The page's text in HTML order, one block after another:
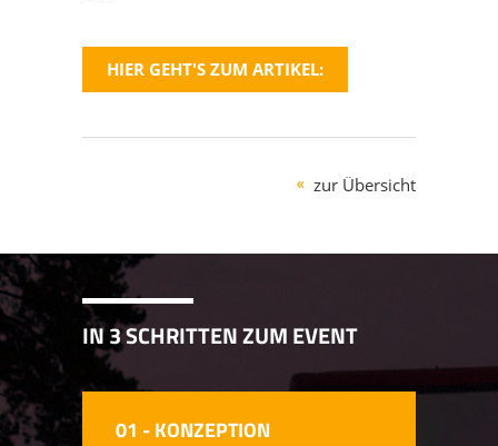
LEINWÄNDE
HIER GEHT'S ZUM ARTIKEL:
zur Übersicht
IN 3 SCHRITTEN ZUM EVENT
01 - KONZEPTION